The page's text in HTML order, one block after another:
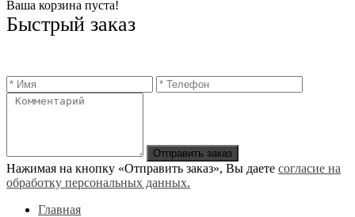
Ваша корзина пуста!
Быстрый заказ
Отправить заказ
Нажимая на кнопку «Отправить заказ», Вы даете согласие на
обработку персональных данных.
Главная